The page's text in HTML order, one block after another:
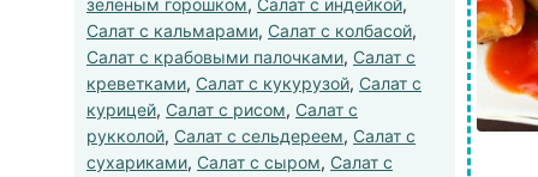
зеленым горошком, Салат с индейкой,
Салат с кальмарами, Салат с колбасой,
Салат с крабовыми палочками, Салат с
креветками, Салат с кукурузой, Салат с
курицей, Салат с рисом, Салат с
рукколой, Салат с сельдереем, Салат с
сухариками, Салат с сыром, Салат с